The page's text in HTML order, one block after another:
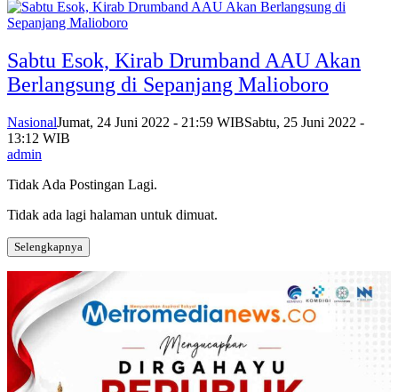
Sabtu Esok, Kirab Drumband AAU Akan
Berlangsung di Sepanjang Malioboro
NasionalJumat, 24 Juni 2022 - 21:59 WIBSabtu, 25 Juni 2022 -
13:12 WIB
admin
Tidak Ada Postingan Lagi.
Tidak ada lagi halaman untuk dimuat.
Selengkapnya